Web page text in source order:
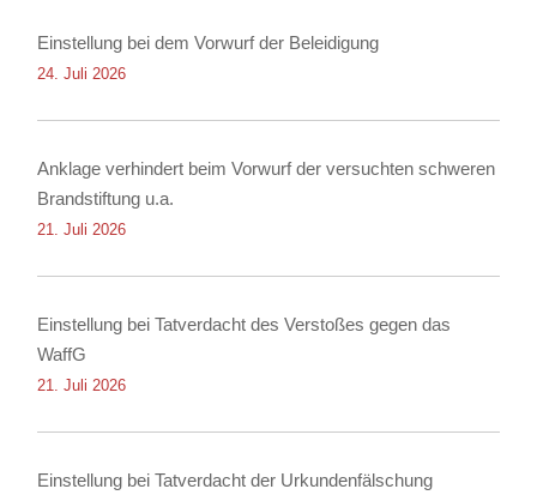
Einstellung bei dem Vorwurf der Beleidigung
24. Juli 2026
Anklage verhindert beim Vorwurf der versuchten schweren
Brandstiftung u.a.
21. Juli 2026
Einstellung bei Tatverdacht des Verstoßes gegen das
WaffG
21. Juli 2026
Einstellung bei Tatverdacht der Urkundenfälschung